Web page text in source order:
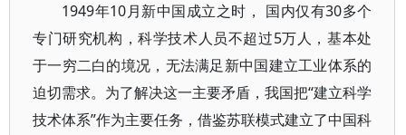
1949年10月新中国成立之时， 国内仅有30多个
专门研究机构，科学技术人员不超过5万人，基本处
于一穷二白的境况，无法满足新中国建立工业体系的
迫切需求。为了解决这一主要矛盾，我国把“建立科学
技术体系”作为主要任务，借鉴苏联模式建立了中国科